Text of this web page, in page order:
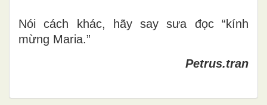
Nói cách khác, hãy say sưa đọc “kính
mừng Maria.”
Petrus.tran